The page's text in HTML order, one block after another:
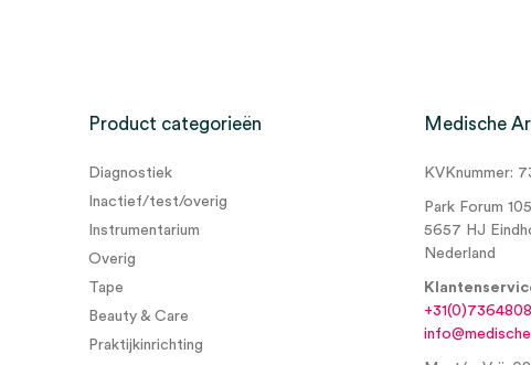
Product categorieën
Diagnostiek
Inactief/test/overig
Instrumentarium
Overig
Tape
Beauty & Care
Praktijkinrichting
Medische
KVKnummer:
Park Forum
5657 HJ
Nederland